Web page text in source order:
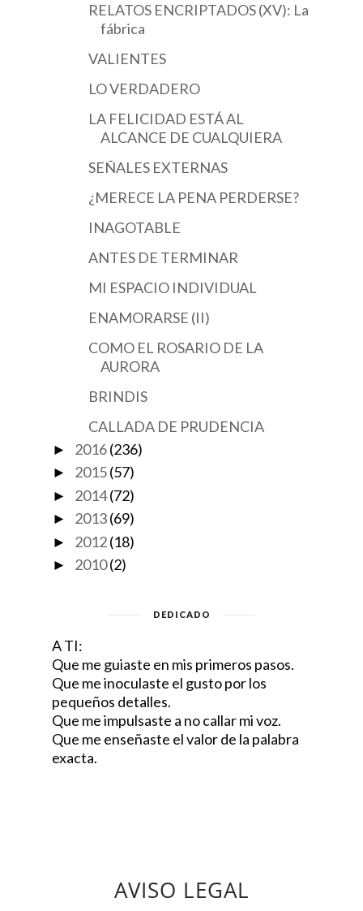
RELATOS ENCRIPTADOS (XV): La
fábrica
VALIENTES
LO VERDADERO
LA FELICIDAD ESTÁ AL
ALCANCE DE CUALQUIERA
SEÑALES EXTERNAS
¿MERECE LA PENA PERDERSE?
INAGOTABLE
ANTES DE TERMINAR
MI ESPACIO INDIVIDUAL
ENAMORARSE (II)
COMO EL ROSARIO DE LA
AURORA
BRINDIS
CALLADA DE PRUDENCIA
► 2016(236)
► 2015(57)
► 2014(72)
► 2013(69)
► 2012(18)
► 2010(2)
DEDICADO
A TI:
Que me guiaste en mis primeros pasos.
Que me inoculaste el gusto por los
pequeños detalles.
Que me impulsaste a no callar mi voz.
Que me enseñaste el valor de la palabra
exacta.
AVISO LEGAL